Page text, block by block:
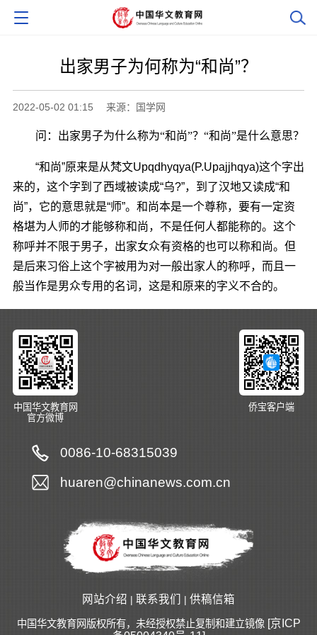
出家男子为何称为“和尚”？
2022-05-02 01:15 来源：国学网
问：出家男子为什么称为“和尚”？“和尚”是什么意思？
“和尚”原来是从梵文Upqdhyqya(P.Upajjhqya)这个字出
来的，这个字到了西域被读成“乌?”，到了汉地又读成“和
尚”，它的意思就是“师”。和尚本是一个尊称，要有一定资
格堪为人师的才能够称和尚，不是任何人都能称的。这个
称呼并不限于男子，出家女众有资格的也可以称和尚。但
是后来习俗上这个字被用为对一般出家人的称呼，而且一
般当作是男众专用的名词，这是和原来的字义不合的。
中国华文教育网
官方微博
侨宝客户端
0086-10-68315039
huaren@chinanews.com.cn
网站介绍 | 联系我们 | 供稿信箱
中国华文教育网版权所有，未经授权禁止复制和建立镜像 [京ICP